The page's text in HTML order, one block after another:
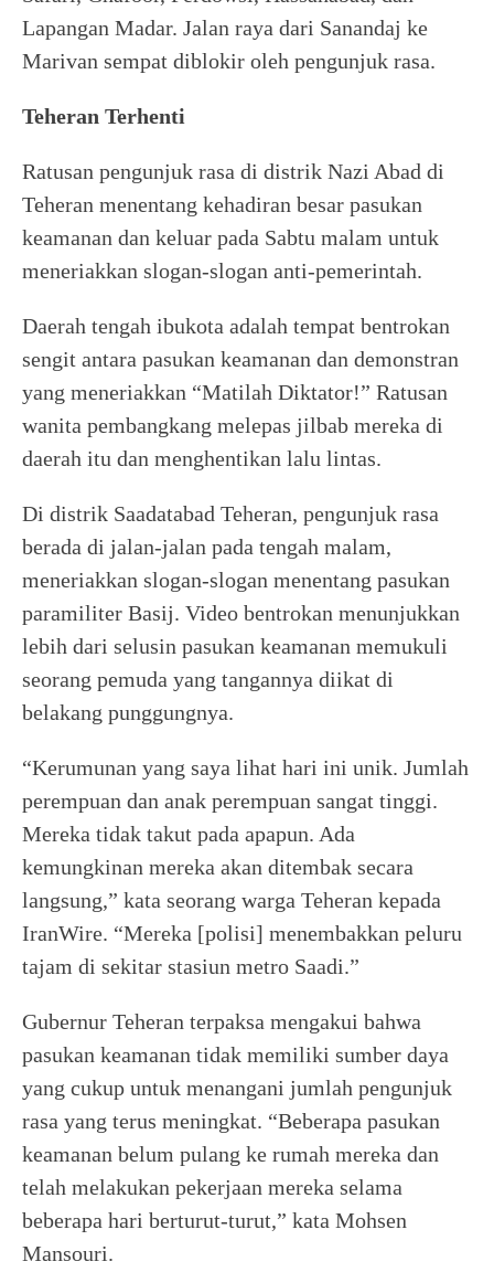
Lapangan Madar. Jalan raya dari Sanandaj ke
Marivan sempat diblokir oleh pengunjuk rasa.
Teheran Terhenti
Ratusan pengunjuk rasa di distrik Nazi Abad di
Teheran menentang kehadiran besar pasukan
keamanan dan keluar pada Sabtu malam untuk
meneriakkan slogan-slogan anti-pemerintah.
Daerah tengah ibukota adalah tempat bentrokan
sengit antara pasukan keamanan dan demonstran
yang meneriakkan “Matilah Diktator!” Ratusan
wanita pembangkang melepas jilbab mereka di
daerah itu dan menghentikan lalu lintas.
Di distrik Saadatabad Teheran, pengunjuk rasa
berada di jalan-jalan pada tengah malam,
meneriakkan slogan-slogan menentang pasukan
paramiliter Basij. Video bentrokan menunjukkan
lebih dari selusin pasukan keamanan memukuli
seorang pemuda yang tangannya diikat di
belakang punggungnya.
“Kerumunan yang saya lihat hari ini unik. Jumlah
perempuan dan anak perempuan sangat tinggi.
Mereka tidak takut pada apapun. Ada
kemungkinan mereka akan ditembak secara
langsung,” kata seorang warga Teheran kepada
IranWire. “Mereka [polisi] menembakkan peluru
tajam di sekitar stasiun metro Saadi.”
Gubernur Teheran terpaksa mengakui bahwa
pasukan keamanan tidak memiliki sumber daya
yang cukup untuk menangani jumlah pengunjuk
rasa yang terus meningkat. “Beberapa pasukan
keamanan belum pulang ke rumah mereka dan
telah melakukan pekerjaan mereka selama
beberapa hari berturut-turut,” kata Mohsen
Mansouri.